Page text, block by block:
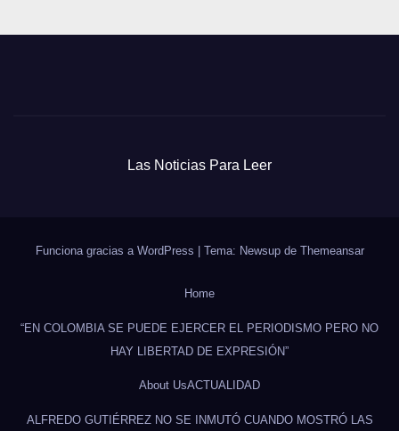
Las Noticias Para Leer
Funciona gracias a WordPress | Tema: Newsup de Themeansar
Home
“EN COLOMBIA SE PUEDE EJERCER EL PERIODISMO PERO NO
HAY LIBERTAD DE EXPRESIÓN”
About UsACTUALIDAD
ALFREDO GUTIÉRREZ NO SE INMUTÓ CUANDO MOSTRÓ LAS